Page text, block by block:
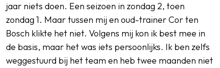
jaar niets doen. Een seizoen in zondag 2, toen
zondag 1. Maar tussen mij en oud-trainer Cor ten
Bosch klikte het niet. Volgens mij kon ik best mee in
de basis, maar het was iets persoonlijks. Ik ben zelfs
weggestuurd bij het team en heb twee maanden niet